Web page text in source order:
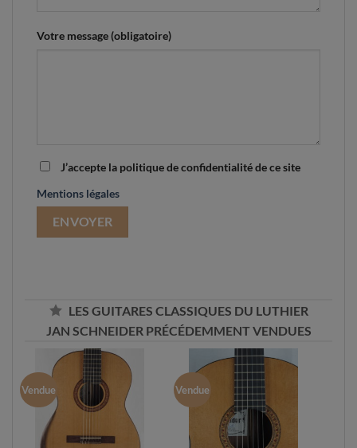
Votre message (obligatoire)
J’accepte la politique de confidentialité de ce site
Mentions légales
LES GUITARES CLASSIQUES DU LUTHIER
JAN SCHNEIDER PRÉCÉDEMMENT VENDUES
Vendue Vendue